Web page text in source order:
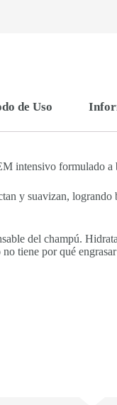
de Uso
intensivo formulado a
y suavizan,
del champú.
tiene por qué